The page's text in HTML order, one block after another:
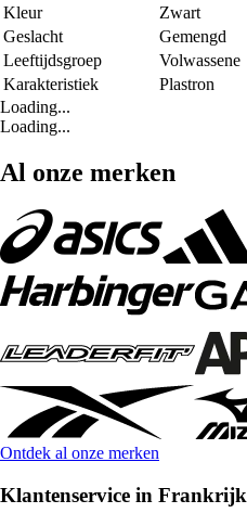
Kleur
Zwart
Geslacht
Gemengd
Leeftijdsgroep
Volwassene
Karakteristiek
Plastron
Loading...
Loading...
Al onze merken
Ontdek al onze merken
Klantenservice in Frankrijk